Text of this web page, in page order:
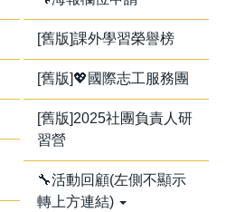
[舊版]課外學習榮譽榜
[舊版]💖國際志工服務團
[舊版]2025社團負責人研
習營
🔧活動回顧(左側不顯示
轉上方連結)